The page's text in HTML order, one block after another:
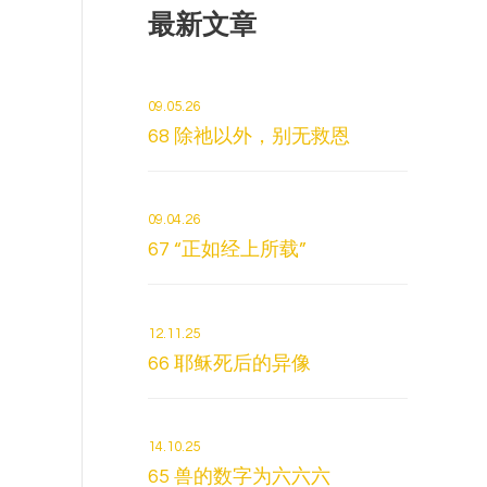
最新文章
09.05.26
68 除祂以外，别无救恩
09.04.26
67 “正如经上所载”
12.11.25
66 耶稣死后的异像
14.10.25
65 兽的数字为六六六